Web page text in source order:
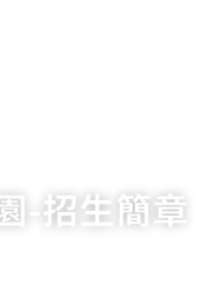
-招生簡章